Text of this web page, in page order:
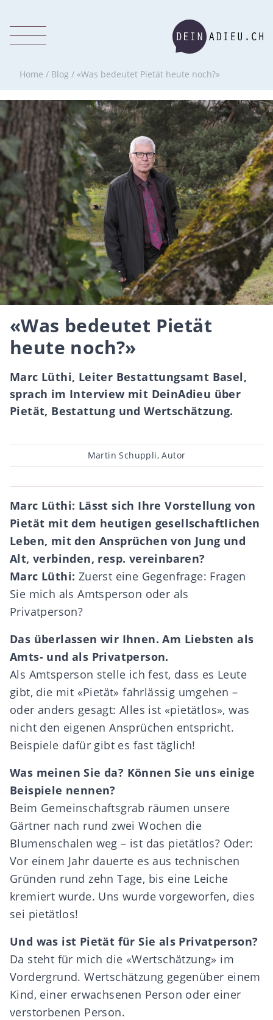
Home / Blog / «Was bedeutet Pietät heute noch?»
«Was bedeutet Pietät
heute noch?»
Marc Lüthi, Leiter Bestattungsamt Basel,
sprach im Interview mit DeinAdieu über
Pietät, Bestattung und Wertschätzung.
Beitragsautor
Martin Schuppli, Autor
Marc Lüthi: Lässt sich Ihre Vorstellung von
Pietät mit dem heutigen gesellschaftlichen
Leben, mit den Ansprüchen von Jung und
Alt, verbinden, resp. vereinbaren?
Marc Lüthi: Zuerst eine Gegenfrage: Fragen
Sie mich als Amtsperson oder als
Privatperson?
Das überlassen wir Ihnen. Am Liebsten als
Amts- und als Privatperson.
Als Amtsperson stelle ich fest, dass es Leute
gibt, die mit «Pietät» fahrlässig umgehen –
oder anders gesagt: Alles ist «pietätlos», was
nicht den eigenen Ansprüchen entspricht.
Beispiele dafür gibt es fast täglich!
Was meinen Sie da? Können Sie uns einige
Beispiele nennen?
Beim Gemeinschaftsgrab räumen unsere
Gärtner nach rund zwei Wochen die
Blumenschalen weg – ist das pietätlos? Oder:
Vor einem Jahr dauerte es aus technischen
Gründen rund zehn Tage, bis eine Leiche
kremiert wurde. Uns wurde vorgeworfen, dies
sei pietätlos!
Und was ist Pietät für Sie als Privatperson?
Da steht für mich die «Wertschätzung» im
Vordergrund. Wertschätzung gegenüber einem
Kind, einer erwachsenen Person oder einer
verstorbenen Person.